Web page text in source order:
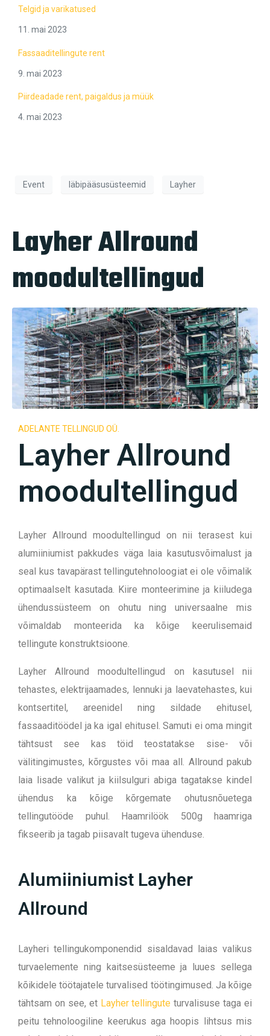
Telgid ja varikatused
11. mai 2023
Fassaaditellingute rent
9. mai 2023
Piirdeadade rent, paigaldus ja müük
4. mai 2023
Event läbipääsusüsteemid Layher
Layher Allround
moodultellingud
ADELANTE TELLINGUD OÜ.
Layher Allround
moodultellingud
Layher Allround moodultellingud on nii terasest kui
alumiiniumist pakkudes väga laia kasutusvõimalust ja
seal kus tavapärast tellingutehnoloogiat ei ole võimalik
optimaalselt kasutada. Kiire monteerimine ja kiiludega
ühendussüsteem on ohutu ning universaalne mis
võimaldab monteerida ka kõige keerulisemaid
tellingute konstruktsioone.
Layher Allround moodultellingud on kasutusel nii
tehastes, elektrijaamades, lennuki ja laevatehastes, kui
kontsertitel, areenidel ning sildade ehitusel,
fassaaditöödel ja ka igal ehitusel. Samuti ei oma mingit
tähtsust see kas töid teostatakse sise- või
välitingimustes, kõrgustes või maa all. Allround pakub
laia lisade valikut ja kiilsulguri abiga tagatakse kindel
ühendus ka kõige kõrgemate ohutusnõuetega
tellingutööde puhul. Haamrilöök 500g haamriga
fikseerib ja tagab piisavalt tugeva ühenduse.
Alumiiniumist Layher
Allround
Layheri tellingukomponendid sisaldavad laias valikus
turvaelemente ning kaitsesüsteeme ja luues sellega
kõikidele töötajatele turvalised töötingimused. Ja kõige
tähtsam on see, et Layher tellingute turvalisuse taga ei
peitu tehnoloogiline keerukus aga hoopis lihtsus mis